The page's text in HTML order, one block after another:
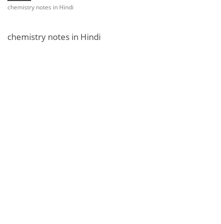
chemistry notes in Hindi
chemistry notes in Hindi